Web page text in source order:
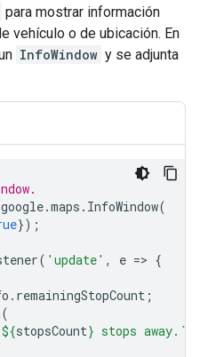
para mostrar información
vehículo o de ubicación. En
InfoWindow y se adjunta
google.maps . InfoWindow(
});
( 'update' , e => {
. remainingStopCount ;
(
${stopsCount} stops away.`